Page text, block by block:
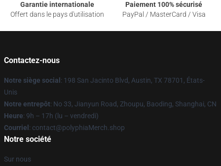
Garantie internationale
Offert dans le pays d'utilisation
Paiement 100% sécurisé
PayPal / MasterCard / Visa
Contactez-nous
Notre siège social : 198 San Jacinto Blvd, Austin, TX 78701, États-
Unis
Notre entrepôt: No 33, Jianyun Road, Zhoupu, Baoding, Shanghai, CN
Heure: 9h – 17h (lu – vendredi)
Courriel : contact@polyphiaMerch.shop
Notre société
Sur nous